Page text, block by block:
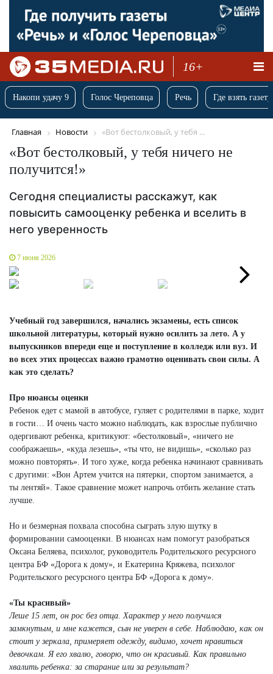
16+
Накопи удачу 9 Голос Череповца Речь Где взять
Главная Новости «Вот бестолковый, у тебя ...
«Вот бестолковый, у тебя ничего не
получится!»
Сегодня специалисты расскажут, как
повысить самооценку ребенка и вселить в
него уверенность
7 июня 2026
Учебный год завершился, начались экзамены, есть список
школьной литературы, который нужно осилить за лето. А у
выпускников впереди еще и поступление в колледж или вуз. И
во всех этих процессах важно грамотно оценивать свои силы. А
как это сделать?
Про нюансы оценки
Ребенок едет с мамой в автобусе, гуляет с родителями в парке, ходит
в гости… И очень часто можно наблюдать, как взрослые публично
одергивают ребенка, критикуют: «бестолковый», «ничего не
соображаешь», «куда лезешь», «ты что, не видишь», «сколько раз
можно повторять». И того хуже, когда ребенка начинают сравнивать
с другими: «Вон Артем учится на пятерки, спортом занимается, а
ты лентяй». Такое сравнение может напрочь отбить желание стать
лучше.
Но и безмерная похвала способна сыграть злую шутку в
формировании самооценки. В нюансах нам помогут разобраться
Оксана Беляева, психолог, руководитель Родительского ресурсного
центра БФ «Дорога к дому», и Екатерина Кряжева, психолог
Родительского ресурсного центра БФ «Дорога к дому».
«Ты красивый»
Леше 15 лет, он рос без отца. Характер у него получился
замкнутым, и мне кажется, сын не уверен в себе. Наблюдаю, как он
стоит у зеркала, примеряет одежду, видимо, хочет нравиться
девочкам. Я его хвалю, говорю, что он красивый. Как правильно
хвалить ребенка: за старание или за результат?